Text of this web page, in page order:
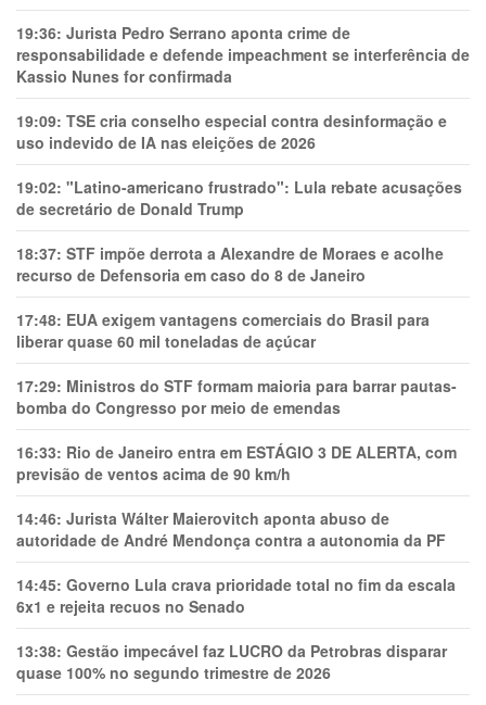
19:36: Jurista Pedro Serrano aponta crime de
responsabilidade e defende impeachment se interferência de
Kassio Nunes for confirmada
19:09: TSE cria conselho especial contra desinformação e
uso indevido de IA nas eleições de 2026
19:02: "Latino-americano frustrado": Lula rebate acusações
de secretário de Donald Trump
18:37: STF impõe derrota a Alexandre de Moraes e acolhe
recurso de Defensoria em caso do 8 de Janeiro
17:48: EUA exigem vantagens comerciais do Brasil para
liberar quase 60 mil toneladas de açúcar
17:29: Ministros do STF formam maioria para barrar pautas-
bomba do Congresso por meio de emendas
16:33: Rio de Janeiro entra em ESTÁGIO 3 DE ALERTA, com
previsão de ventos acima de 90 km/h
14:46: Jurista Wálter Maierovitch aponta abuso de
autoridade de André Mendonça contra a autonomia da PF
14:45: Governo Lula crava prioridade total no fim da escala
6x1 e rejeita recuos no Senado
13:38: Gestão impecável faz LUCRO da Petrobras disparar
quase 100% no segundo trimestre de 2026